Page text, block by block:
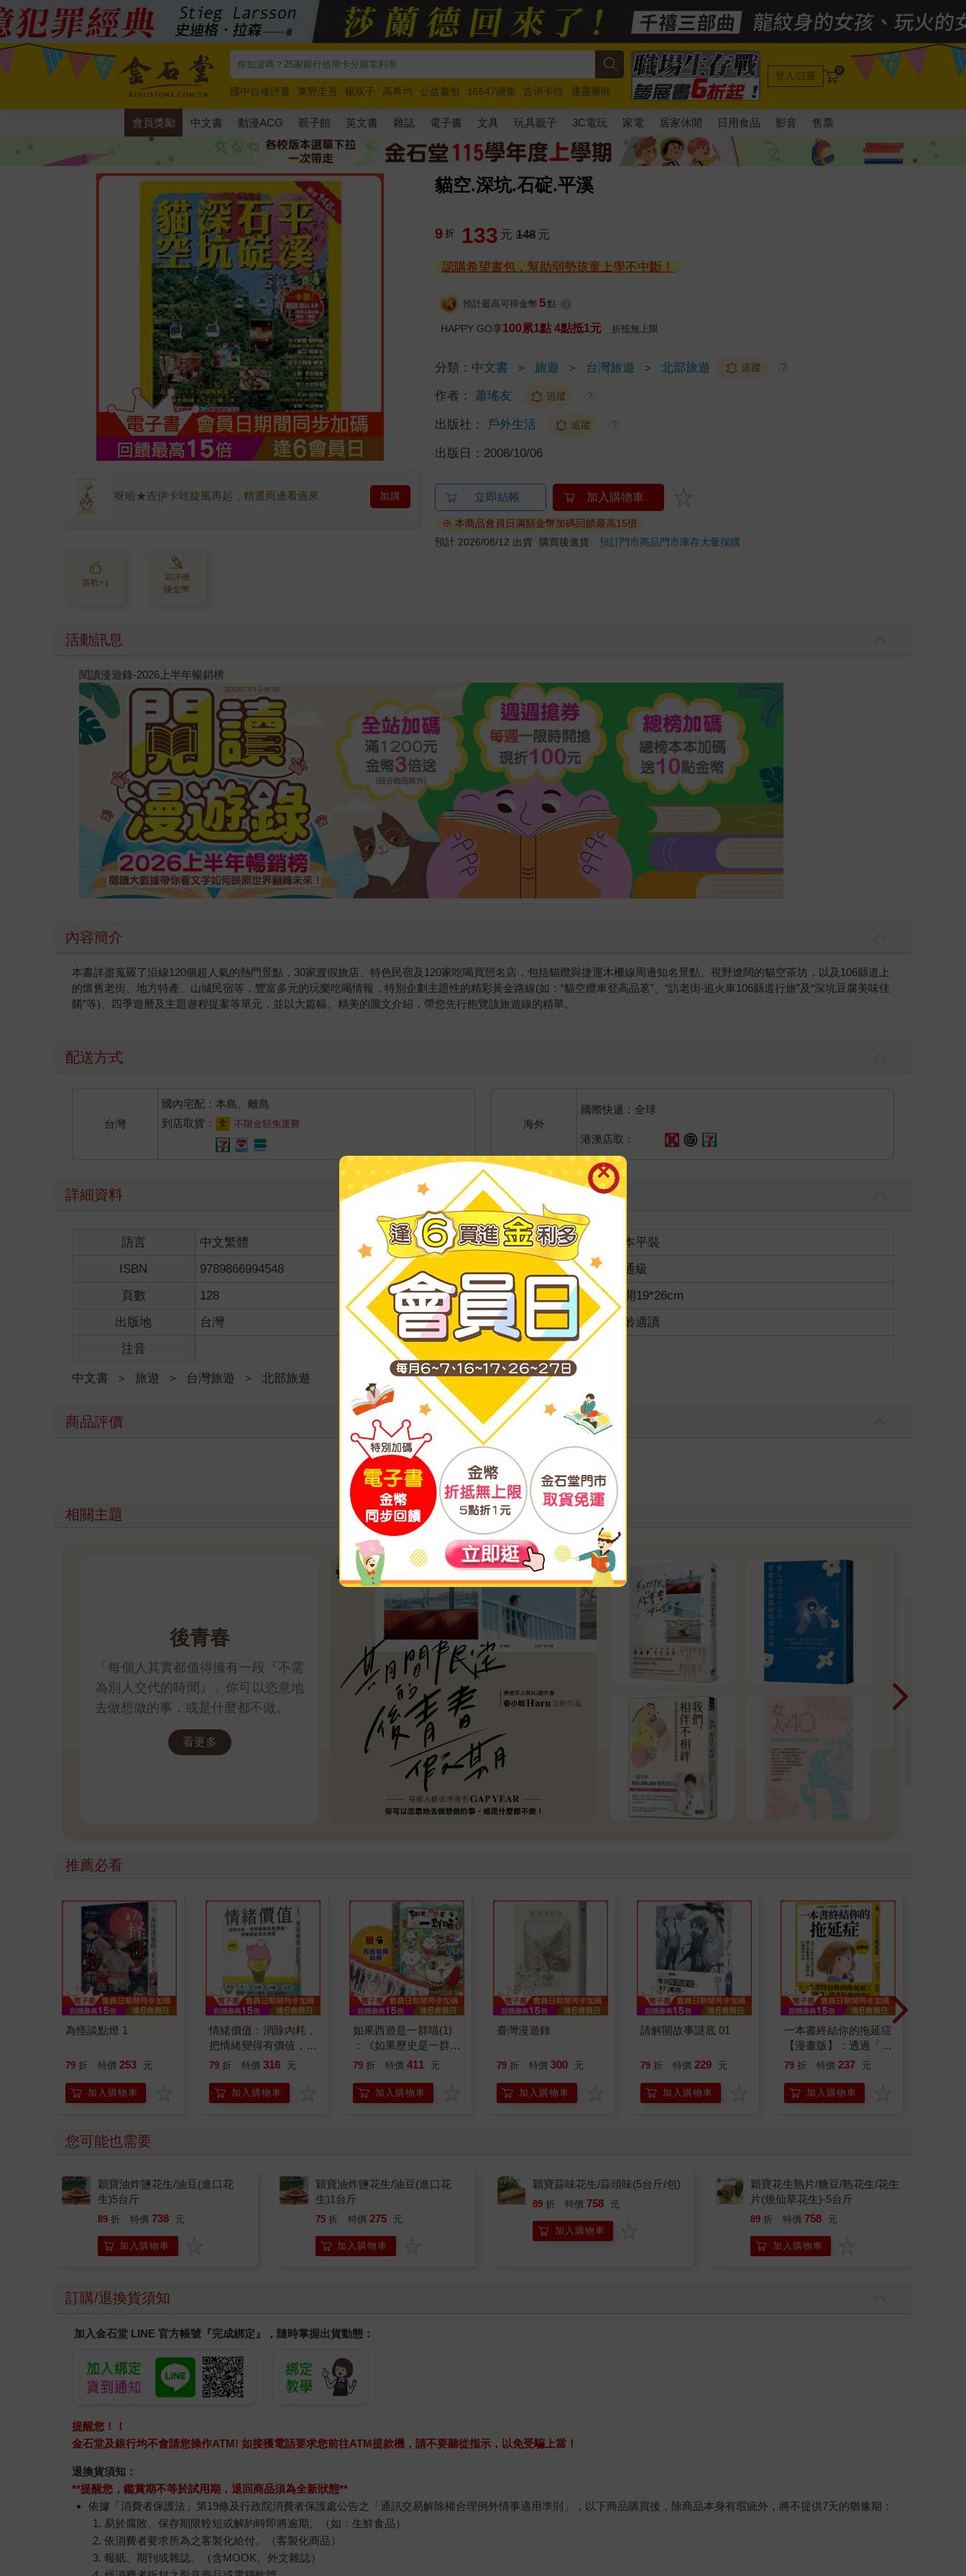
國中自修評量 東野圭吾 楊双子 高希均 公益書包 16647續集 吉伊卡哇
通靈藥師
唯紅花綻放
奧德賽 路邊攤新作 馬斯克 玩具總動員5 超慢跑
登入/註冊 0
會員獎勵 中文書 動漫ACG 親子館 英文書 雜誌 電子書 文具 玩具親子 3C電玩 家電 居家休閒 日用食品 影音 售票
貓空.深坑.石碇.平溪
呀哈★吉伊卡哇旋風再起，精選周邊看過來 加購
喜歡+1
寫評價
賺金幣
9 折 133 元 148 元
認購希望書包，幫助弱勢孩童上學不中斷！
預計最高可得金幣 5 點
HAPPY GO享100累1點 4點抵1元 折抵無上限
分類： 中文書 ＞ 旅遊 ＞ 台灣旅遊 ＞ 北部旅遊 追蹤 ?
作者： 蕭瑤友 追蹤 ?
出版社： 戶外生活 追蹤 ?
出版日： 2008/10/06
立即結帳 加入購物車
※ 本商品會員日滿額金幣加碼回饋最高15倍
預計 2026/08/12 出貨
購買後進貨預訂門市商品門市庫存大量採購
活動訊息
閱讀漫遊錄-2026上半年暢銷榜
內容簡介
本書詳盡蒐羅了沿線120個超人氣的熱門景點，30家渡假旅店、特色民宿及120家吃喝買憩名店，包括貓纜與捷運木柵線周邊知名景點、視野遼闊的貓空茶坊，以及106縣道上
的懷舊老街、地方特產、山城民宿等，豐富多元的玩樂吃喝情報，特別企劃主題性的精彩黃金路線(如：“貓空纜車登高品茗”、“訪老街‧追火車106縣道行旅”及“深坑豆腐美味佳
餚”等)、四季遊曆及主題遊程提案等單元，並以大篇幅、精美的圖文介紹，帶您先行飽覽該旅遊線的精華。
配送方式
台灣
國內宅配：本島、離島
到店取貨：
不限金額免運費 海外
國際快遞：全球
港澳店取：
詳細資料
語言 中文繁體 裝訂
紙本平裝
ISBN
9789866994548
普通級
頁數
128 商品規格
16開19*26cm
出版地
台灣
全齡適讀
注音
級別
中文書 ＞ 旅遊 ＞ 台灣旅遊 ＞ 北部旅遊
商品評價
相關主題
後青春
「每個人其實都值得擁有一段『不需
為別人交代的時間』」你可以恣意地
去做想做的事，或是什麼都不做。
看更多
推薦必看
為怪談點燈 1
79 折 特價 253 元
加入購物車
情緒價值：消除內耗，
把情緒變得有價值，跟
誰都能自在相處
79 折 特價 316 元
加入購物車
如果西遊是一群喵(1)
：《如果歷史是一群
喵》作者最新力作，附
79 折 特價 411 元
加入購物車
臺灣漫遊錄
79 折 特價 300 元
加入購物車
請解開故事謎底 01
79 折 特價 229 元
加入購物車
一本書終結你的拖延症
【漫畫版】：透過「小
行動」打開大腦的行動
「行動派」的37個科
學方法
79 折 特價 237 元
加入購物車
您可能也需要
穎寶油炸鹽花生/油豆(進口花
生)5台斤
89 折 特價 738 元
加入購物車
穎寶油炸鹽花生/油豆(進口花
生)1台斤
75 折 特價 275 元
加入購物車
穎寶蒜味花生/蒜頭味(5台斤/包)
89 折 特價 758 元
加入購物車
穎寶花生熟片/糖豆/熟花生/花生
片(燒仙草花生)-5台斤
89 折 特價 758 元
加入購物車
訂購/退換貨須知
加入金石堂 LINE 官方帳號『完成綁定』，隨時掌握出貨動態：
提醒您！！
金石堂及銀行均不會請您操作ATM! 如接獲電話要求您前往ATM提款機，請不要聽從指示，以免受騙上當！
退換貨須知：
**提醒您，鑑賞期不等於試用期，退回商品須為全新狀態**
依據「消費者保護法」第19條及行政院消費者保護處公告之「通訊交易解除權合理例外情事適用準則」，以下商品購買後，除商品本身有瑕疵外，將不提供7天的猶豫期：
易於腐敗、保存期限較短或解約時即將逾期。（如：生鮮食品）
依消費者要求所為之客製化給付。（客製化商品）
報紙、期刊或雜誌。（含MOOK、外文雜誌）